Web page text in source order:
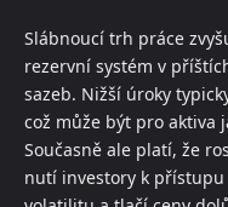
Slábnoucí trh práce
rezervní systém v
sazeb. Nižší úroky
což může být pro aktiva
Současně ale platí, že
nutí investory k